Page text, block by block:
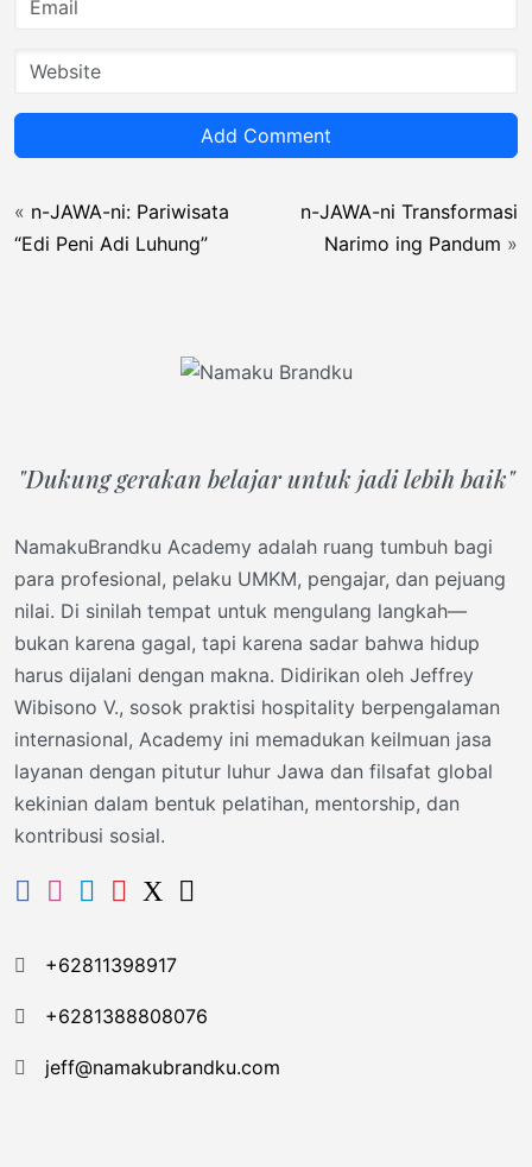
Add Comment
« n-JAWA-ni: Pariwisata
“Edi Peni Adi Luhung”
n-JAWA-ni Transformasi
Narimo ing Pandum »
"Dukung gerakan belajar untuk jadi lebih baik"
NamakuBrandku Academy adalah ruang tumbuh bagi
para profesional, pelaku UMKM, pengajar, dan pejuang
nilai. Di sinilah tempat untuk mengulang langkah—
bukan karena gagal, tapi karena sadar bahwa hidup
harus dijalani dengan makna. Didirikan oleh Jeffrey
Wibisono V., sosok praktisi hospitality berpengalaman
internasional, Academy ini memadukan keilmuan jasa
layanan dengan pitutur luhur Jawa dan filsafat global
kekinian dalam bentuk pelatihan, mentorship, dan
kontribusi sosial.
+62811398917
+6281388808076
jeff@namakubrandku.com